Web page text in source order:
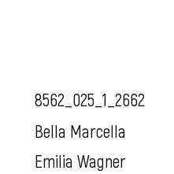
8562_025_1_2662
Bella Marcella
Emilia Wagner